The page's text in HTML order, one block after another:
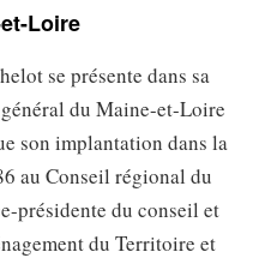
Loire
se présente dans sa
du Maine-et-Loire
son implantation dans la
au Conseil régional du
présidente du conseil et
du Territoire et